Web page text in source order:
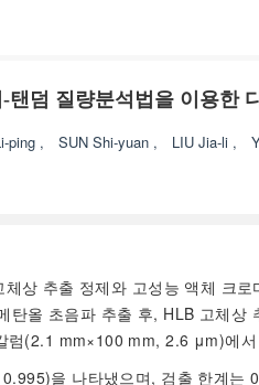
덤 질량분석법을 이용한
ping , SUN Shi-yuan , LIU Jia-li ,
상 추출 정제와 고성능 액체 크
탄올 초음파 추출 후, HLB 고체
럼(2.1 mm×100 mm, 2.6 μm)에
0.995)을 나타냈으며, 검출 한계